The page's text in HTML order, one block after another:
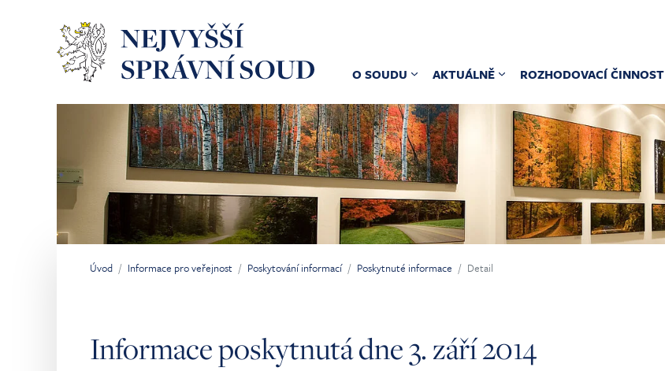
Přeskočit na hlavní obsah
O SOUDU AKTUÁLNĚ ROZHODOVACÍ ČINNOST
Jsi tady:
Úvod Informace pro veřejnost Poskytování informací Poskytnuté informace Detail
Informace poskytnutá dne 3. září 2014